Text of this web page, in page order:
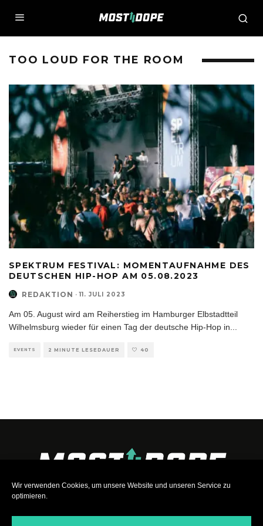
Wir verwenden Cookies, um unsere Website und unseren Service zu
optimieren.
TOO LOUD FOR THE ROOM
SPEKTRUM FESTIVAL: MOMENTAUFNAHME DES
DEUTSCHEN HIP-HOP AM 05.08.2023
REDAKTION · 11. JULI 2023
Am 05. August wird am Reiherstieg im Hamburger Elbstadtteil
Wilhelmsburg wieder für einen Tag der deutsche Hip-Hop in
EVENTS 2 MINUTE LESEDAUER 40